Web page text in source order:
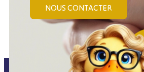
NOUS CONTACTER